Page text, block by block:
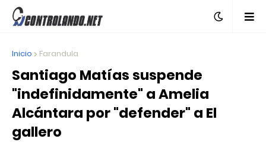
Inicio Farandula
Santiago Matías suspende
"indefinidamente" a Amelia
Alcántara por "defender" a El
gallero